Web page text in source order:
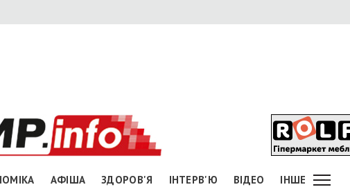
АФІША ЗДОРОВ'Я ІНТЕРВ'Ю ВІДЕО ІНШЕ